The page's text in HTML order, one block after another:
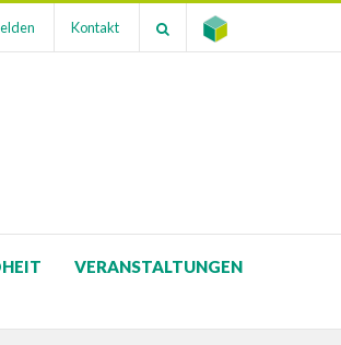
Kontakt
VERANSTALTUNGEN